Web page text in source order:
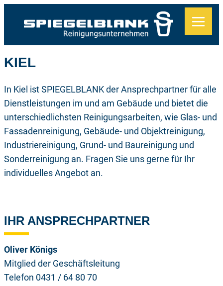
Inhalt
KIEL
In Kiel ist SPIEGELBLANK der Ansprechpartner für alle
Dienstleistungen im und am Gebäude und bietet die
unterschiedlichsten Reinigungsarbeiten, wie Glas- und
Fassadenreinigung, Gebäude- und Objektreinigung,
Industriereinigung, Grund- und Baureinigung und
Sonderreinigung an. Fragen Sie uns gerne für Ihr
individuelles Angebot an.
IHR ANSPRECHPARTNER
Oliver Königs
Mitglied der Geschäftsleitung
Telefon 0431 / 64 80 70